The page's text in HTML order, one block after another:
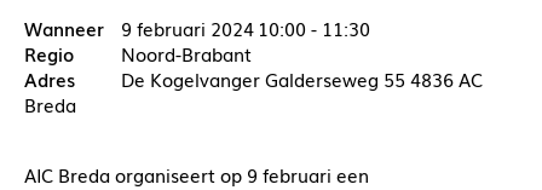
9 februari 2024 10:00 - 11:30
Noord-Brabant
De Kogelvanger Galderseweg 55 4836 AC
Breda
AIC Breda organiseert op 9 februari een